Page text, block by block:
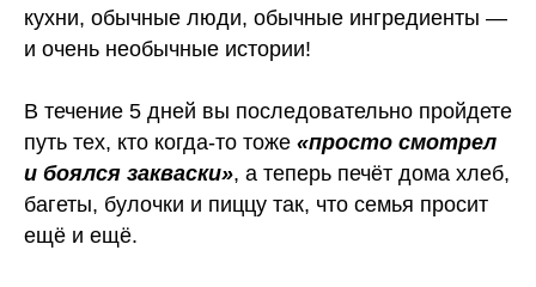
кухни, обычные люди, обычные ингредиенты —
и очень необычные истории!
В течение 5 дней вы последовательно пройдете
путь тех, кто когда‑то тоже «просто смотрел
и боялся закваски», а теперь печёт дома хлеб,
багеты, булочки и пиццу так, что семья просит
ещё и ещё.